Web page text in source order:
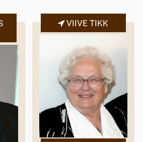
VIIVE TIKK